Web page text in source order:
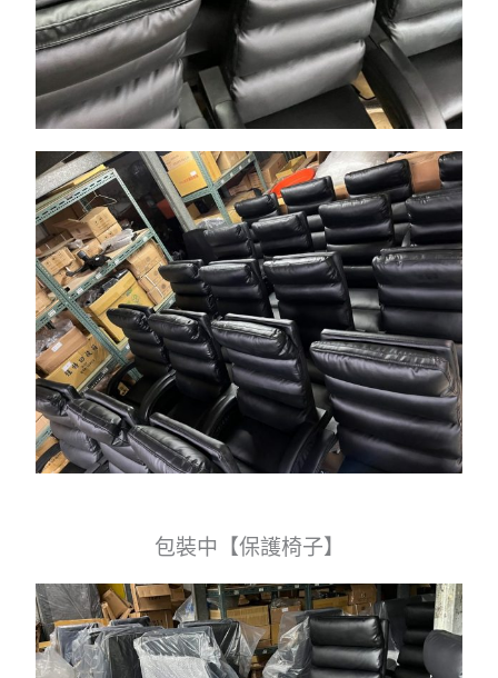
包裝中【保護椅子】